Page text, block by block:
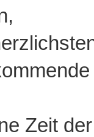
Zeit